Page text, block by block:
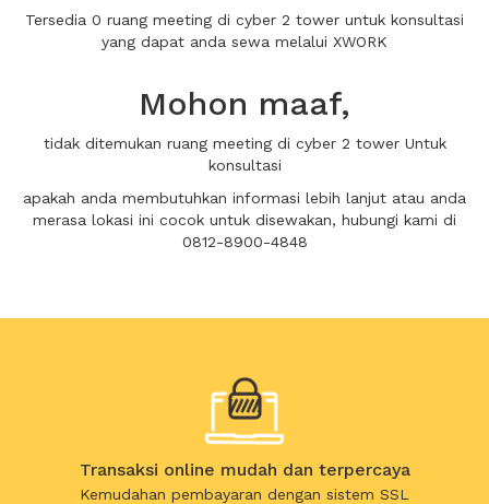
Tersedia 0 ruang meeting di cyber 2 tower untuk konsultasi
yang dapat anda sewa melalui XWORK
Mohon maaf,
tidak ditemukan ruang meeting di cyber 2 tower Untuk
konsultasi
apakah anda membutuhkan informasi lebih lanjut atau anda
merasa lokasi ini cocok untuk disewakan, hubungi kami di
0812-8900-4848
Transaksi online mudah dan terpercaya
Kemudahan pembayaran dengan sistem SSL